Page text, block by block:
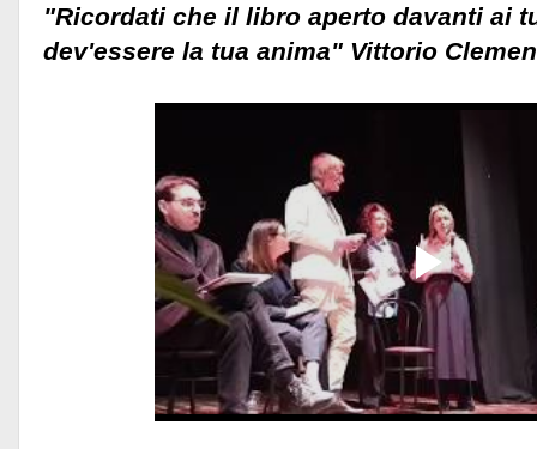
"Ricordati che il libro aperto davanti ai
dev'essere la tua anima" Vittorio